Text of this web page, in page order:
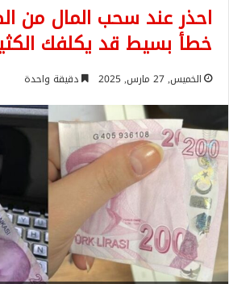
احذر عند سحب المال من
خطأ بسيط قد يكلفك
الخميس, 27 مارس, 2025 دقيقة واحدة